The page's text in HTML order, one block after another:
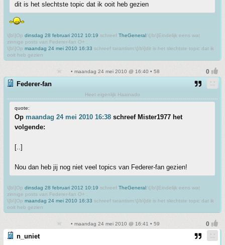
dit is het slechtste topic dat ik ooit heb gezien
\[b\]Op dinsdag 28 februari 2012 10:19 schreef TheGeneral:\[/b\]Eindelijk eens wat
zinnige posts van Federer-fan O+ .
\[b\]Op maandag 24 mei 2010 16:33 schreef tarantism:\[/b\]dit is het slechtste topic dat ik
ooit heb gezien
• maandag 24 mei 2010 @ 16:40 • 58
Federer-fan
Heet eigenlijk Haainado
quote:
Op maandag 24 mei 2010 16:38 schreef Mister1977 het
volgende:
[..]
Nou dan heb jij nog niet veel topics van Federer-fan gezien!
\[b\]Op dinsdag 28 februari 2012 10:19 schreef TheGeneral:\[/b\]Eindelijk eens wat
zinnige posts van Federer-fan O+ .
\[b\]Op maandag 24 mei 2010 16:33 schreef tarantism:\[/b\]dit is het slechtste topic dat ik
ooit heb gezien
• maandag 24 mei 2010 @ 16:41 • 59
n_uniet